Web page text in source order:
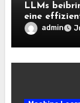
LLMs
eine
langen
– The
Analysis
admin